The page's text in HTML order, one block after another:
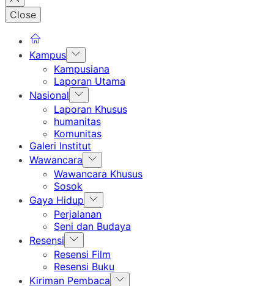
Close
Kampus Show
sub
menu
Kampusiana
Laporan Utama
Nasional Show
sub
menu
Laporan Khusus
humanitas
Komunitas
Galeri Institut
Wawancara Show
sub
Wawancara Khusus
Sosok
Gaya Hidup Show
sub
menu
Perjalanan
Seni dan Budaya
Resensi Show
sub
menu
Resensi Film
Resensi Buku
Kiriman Pembaca Show